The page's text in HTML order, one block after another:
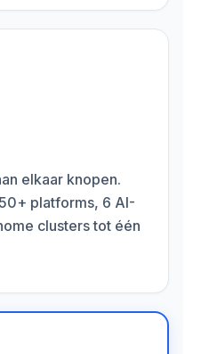
elkaar knopen.
platforms, 6 AI-
clusters tot één